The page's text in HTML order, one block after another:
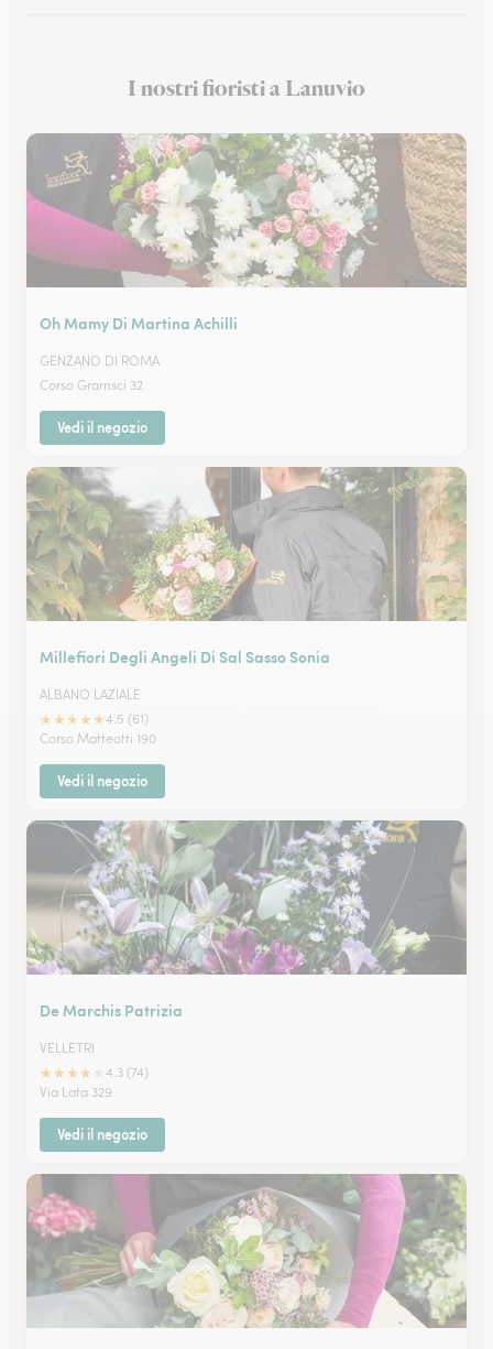
Fioristi a AnzioI nostri fioristi a Lanuvio
Oh Mamy Di Martina Achilli
GENZANO DI ROMA
Corso Gramsci 32
Vedi il negozio
Millefiori Degli Angeli Di Sal Sasso Sonia
ALBANO LAZIALE
★★★★★4.5 (61)
Corso Matteotti 190
Vedi il negozio
De Marchis Patrizia
VELLETRI
★★★★
4.3 (74)
Via Lata 329
Vedi il negozio